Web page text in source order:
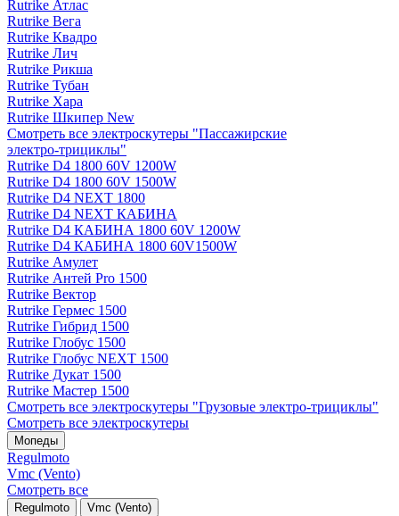
Rutrike Атлас
Rutrike Вега
Rutrike Квадро
Rutrike Лич
Rutrike Рикша
Rutrike Тубан
Rutrike Хара
Rutrike Шкипер New
Смотреть все электро­скутеры "Пассажирские
электро‑трициклы"
Rutrike D4 1800 60V 1200W
Rutrike D4 1800 60V 1500W
Rutrike D4 NEXT 1800
Rutrike D4 NEXT КАБИНА
Rutrike D4 КАБИНА 1800 60V 1200W
Rutrike D4 КАБИНА 1800 60V1500W
Rutrike Амулет
Rutrike Антей Pro 1500
Rutrike Вектор
Rutrike Гермес 1500
Rutrike Гибрид 1500
Rutrike Глобус 1500
Rutrike Глобус NEXT 1500
Rutrike Дукат 1500
Rutrike Мастер 1500
Смотреть все электро­скутеры "Грузовые электро‑трициклы"
Смотреть все электро­скутеры
Мопеды
Regulmoto
Vmc (Vento)
Смотреть все
Regulmoto Vmc (Vento)